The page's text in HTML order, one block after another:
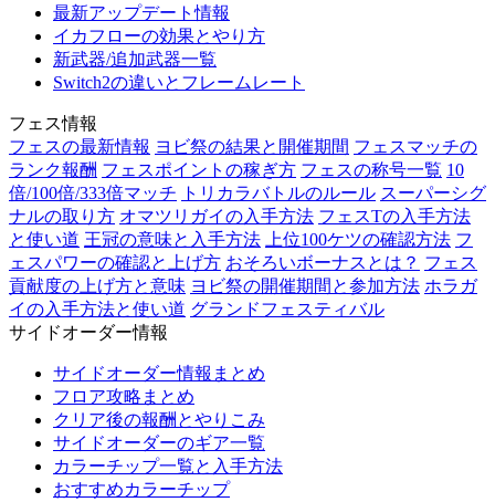
最新アップデート情報
イカフローの効果とやり方
新武器/追加武器一覧
Switch2の違いとフレームレート
フェス情報
フェスの最新情報 ヨビ祭の結果と開催期間 フェスマッチの
ランク報酬 フェスポイントの稼ぎ方 フェスの称号一覧 10
倍/100倍/333倍マッチ
トリカラバトルのルール スーパーシグ
ナルの取り方 オマツリガイの入手方法 フェスTの入手方法
と使い道 王冠の意味と入手方法 上位100ケツの確認方法 フ
ェスパワーの確認と上げ方 おそろいボーナスとは？ フェス
貢献度の上げ方と意味 ヨビ祭の開催期間と参加方法 ホラガ
イの入手方法と使い道 グランドフェスティバル
サイドオーダー情報
サイドオーダー情報まとめ
フロア攻略まとめ
クリア後の報酬とやりこみ
サイドオーダーのギア一覧
カラーチップ一覧と入手方法
おすすめカラーチップ